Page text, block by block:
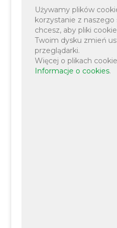
06 PAŹDZIERNIKA 2025
Używamy plików
korzystanie z naszego
chcesz, aby pliki
Twoim dysku zmień
przeglądarki.
Więcej o plikach
Informacje o cookies.